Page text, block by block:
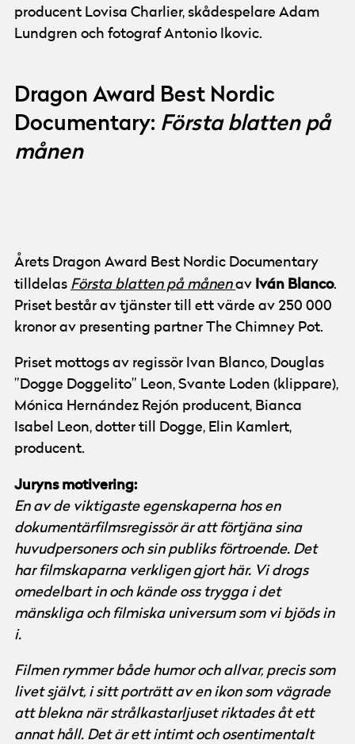
producent Lovisa Charlier, skådespelare Adam
Lundgren och fotograf Antonio Ikovic.
Dragon Award Best Nordic
Documentary: Första blatten på
månen
Årets Dragon Award Best Nordic Documentary
tilldelas Första blatten på månenav Iván Blanco.
Priset består av tjänster till ett värde av 250 000
kronor av presenting partner The Chimney Pot.
Priset mottogs av regissör Ivan Blanco, Douglas
”Dogge Doggelito” Leon, Svante Loden (klippare),
Mónica Hernández Rejón producent, Bianca
Isabel Leon, dotter till Dogge, Elin Kamlert,
producent.
Juryns motivering:
En av de viktigaste egenskaperna hos en
dokumentärfilmsregissör är att förtjäna sina
huvudpersoners och sin publiks förtroende. Det
har filmskaparna verkligen gjort här. Vi drogs
omedelbart in och kände oss trygga i det
mänskliga och filmiska universum som vi bjöds in
i.
Filmen rymmer både humor och allvar, precis som
livet självt, i sitt porträtt av en ikon som vägrade
att blekna när strålkastarljuset riktades åt ett
annat håll. Det är ett intimt och osentimentalt